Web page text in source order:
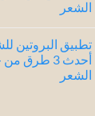
زيت
للشعر
بحسب
المشكلة
(لوريال
وكريستاس)
الشعر
تعليقات
على
تجنب
اضرار
تطبيق البروتين
أحدث 3 طرق
الشعر